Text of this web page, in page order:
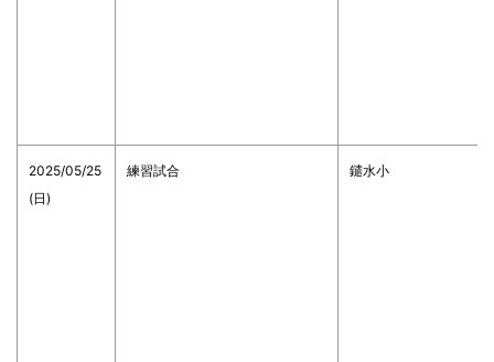
2025/05/25
(日)
練習試合 鑓水小